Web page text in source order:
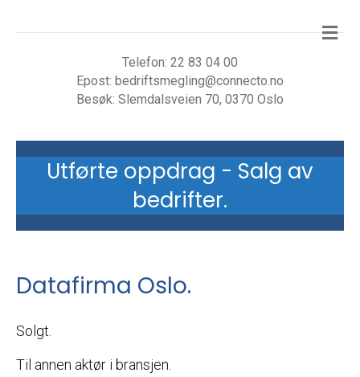
Telefon: 22 83 04 00
Epost: bedriftsmegling@connecto.no
Besøk: Slemdalsveien 70, 0370 Oslo
Utførte oppdrag - Salg av
bedrifter.
Datafirma Oslo.
Solgt.
Til annen aktør i bransjen.